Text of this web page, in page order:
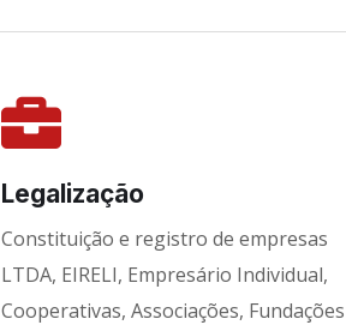
Legalização
Constituição e registro de empresas
LTDA, EIRELI, Empresário Individual,
Cooperativas, Associações, Fundações